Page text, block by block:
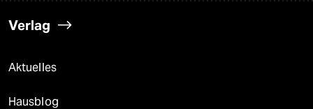
Verlag
Aktuelles
Hausblog